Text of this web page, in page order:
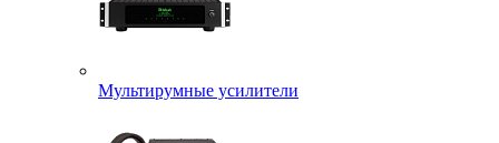
Мультирумные усилители